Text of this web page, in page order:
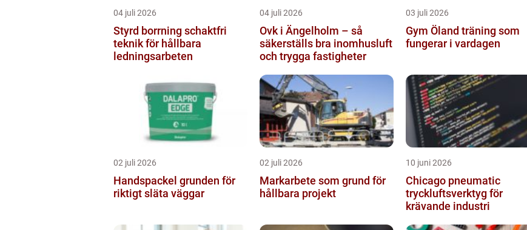
04 juli 2026
Styrd borrning schaktfri
teknik för hållbara
ledningsarbeten
04 juli 2026
Ovk i Ängelholm – så
säkerställs bra inomhusluft
och trygga fastigheter
03 juli 2026
Gym Öland träning som
fungerar i vardagen
02 juli 2026
Handspackel grunden för
riktigt släta väggar
02 juli 2026
Markarbete som grund för
hållbara projekt
10 juni 2026
Chicago pneumatic
tryckluftsverktyg för
krävande industri